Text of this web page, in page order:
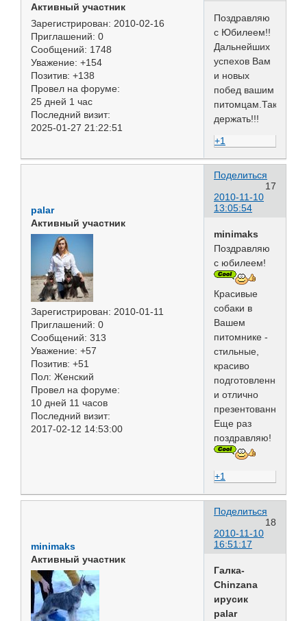
Активный участник
Зарегистрирован: 2010-02-16
Приглашений: 0
Сообщений: 1748
Уважение: +154
Позитив: +138
Провел на форуме:
25 дней 1 час
Последний визит:
2025-01-27 21:22:51
Поздравляю
с Юбилеем!!
Дальнейших
успехов Вам
и новых
побед вашим
питомцам.Так
держать!!!
+1
Поделиться
17
2010-11-10
13:05:54
palar
Активный участник
Зарегистрирован: 2010-01-11
Приглашений: 0
Сообщений: 313
Уважение: +57
Позитив: +51
Пол: Женский
Провел на форуме:
10 дней 11 часов
Последний визит:
2017-02-12 14:53:00
minimaks
Поздравляю
с юбилеем!
Красивые
собаки в
Вашем
питомнике -
стильные,
красиво
подготовленные
и отлично
презентованные!
Еще раз
поздравляю!
+1
Поделиться
18
2010-11-10
16:51:17
minimaks
Активный участник
Галка-
Chinzana
ирусик
palar